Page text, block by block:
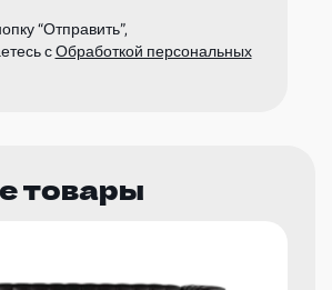
“Отправить”,
сОбработкой персональных
товары